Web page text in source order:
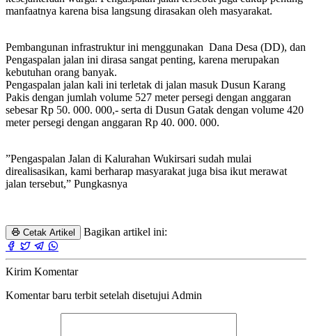
manfaatnya karena bisa langsung dirasakan oleh masyarakat.
Pembangunan infrastruktur ini menggunakan Dana Desa (DD), dan
Pengaspalan jalan ini dirasa sangat penting, karena merupakan
kebutuhan orang banyak.
Pengaspalan jalan kali ini terletak di jalan masuk Dusun Karang
Pakis dengan jumlah volume 527 meter persegi dengan anggaran
sebesar Rp 50. 000. 000,- serta di Dusun Gatak dengan volume 420
meter persegi dengan anggaran Rp 40. 000. 000.
”Pengaspalan Jalan di Kalurahan Wukirsari sudah mulai
direalisasikan, kami berharap masyarakat juga bisa ikut merawat
jalan tersebut,” Pungkasnya
Cetak Artikel Bagikan artikel ini:
Kirim Komentar
Komentar baru terbit setelah disetujui Admin